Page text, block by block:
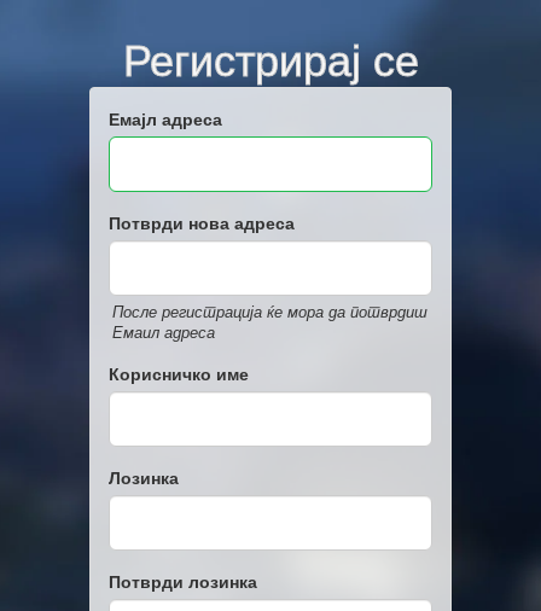
Регистрирај се
Емајл адреса
Потврди нова адреса
После регистрација ќе мора да потврдиш
Емаил адреса
Корисничко име
Лозинка
Потврди лозинка